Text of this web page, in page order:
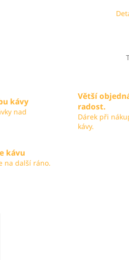
kávy
nad
Větší
radost.
Dárek při
kávy.
kávu
na další ráno.